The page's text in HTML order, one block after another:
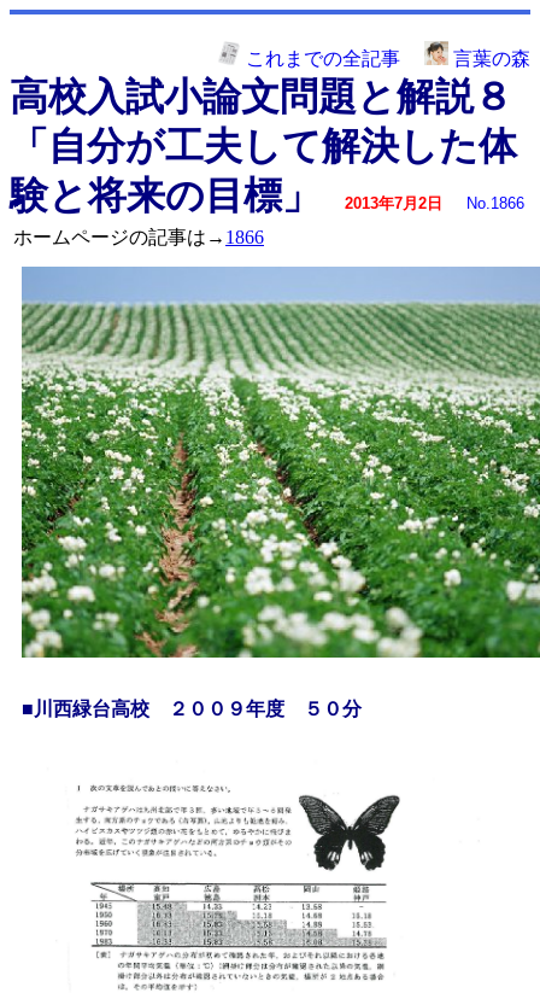
これまでの全記事 言葉の森
高校入試小論文問題と解説８
「自分が工夫して解決した体
験と将来の目標」
2013年7月2日 No.1866
ホームページの記事は→ 1866
■川西緑台高校 ２００９年度 ５０分